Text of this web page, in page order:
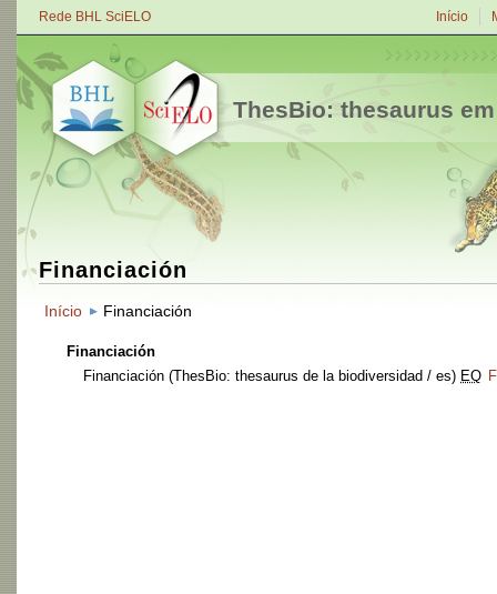
Rede BHL SciELO Início
ThesBio: thesaurus
Financiación
Início Financiación
Financiación
Financiación (ThesBio: thesaurus de la biodiversidad / es) EQ